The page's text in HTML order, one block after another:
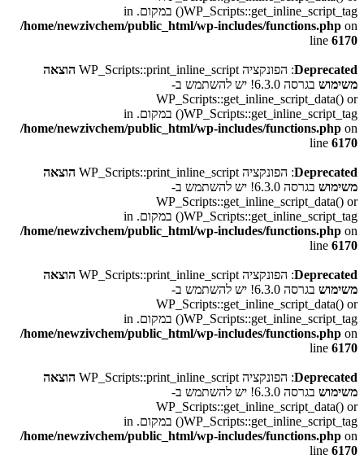
WP_Scripts::get_inline_script_tag() במקום. in
/home/newzivchem/public_html/wp-includes/functions.php on
line 6170
Deprecated: הפונקציה WP_Scripts::print_inline_script
הוצאה
משימוש
בגרסה 6.3.0! יש להשתמש ב-
WP_Scripts::get_inline_script_data() or
WP_Scripts::get_inline_script_tag() במקום. in
/home/newzivchem/public_html/wp-includes/functions.php on
line 6170
Deprecated: הפונקציה WP_Scripts::print_inline_script
הוצאה
משימוש
בגרסה 6.3.0! יש להשתמש ב-
WP_Scripts::get_inline_script_data() or
WP_Scripts::get_inline_script_tag() במקום. in
/home/newzivchem/public_html/wp-includes/functions.php on
line 6170
Deprecated: הפונקציה WP_Scripts::print_inline_script
הוצאה
משימוש
בגרסה 6.3.0! יש להשתמש ב-
WP_Scripts::get_inline_script_data() or
WP_Scripts::get_inline_script_tag() במקום. in
/home/newzivchem/public_html/wp-includes/functions.php on
line 6170
Deprecated: הפונקציה WP_Scripts::print_inline_script
הוצאה
משימוש
בגרסה 6.3.0! יש להשתמש ב-
WP_Scripts::get_inline_script_data() or
WP_Scripts::get_inline_script_tag() במקום. in
/home/newzivchem/public_html/wp-includes/functions.php on
line 6170